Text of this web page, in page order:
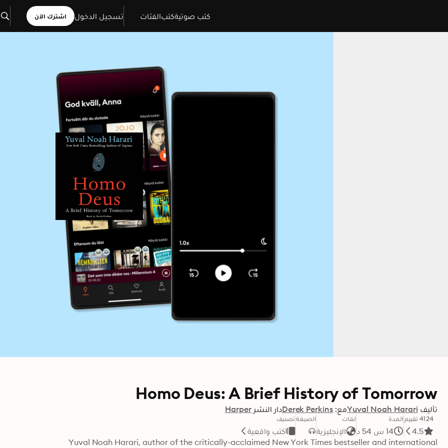
كتب صوتيةكتبالفئات تسجيل الدخول اشترك الآن
Homo Deus: A Brief History of Tomorrow
تأليف Yuval Noah Harariمع: Derek Perkinsدار النشر Harper
4124 تقييم
4.5
المدة
14 س 54 د
لغات
الإنجليزية
الصيغةتصنيف
كتب واقعية